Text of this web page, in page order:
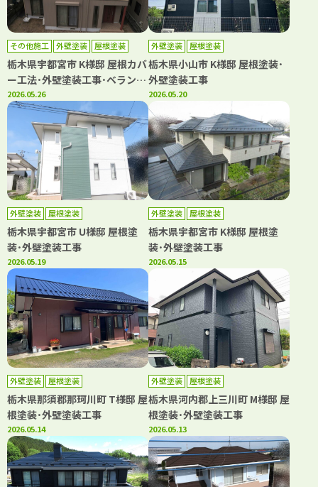
その他施工 外壁塗装
屋根塗装
防水工事
栃木県宇都宮市 K様邸 屋根カバ
ー工法･外壁塗装工事･ベランダ
シート防水工事
2026.05.26
外壁塗装 屋根塗装
栃木県小山市 K様邸 屋根塗装･
外壁塗装工事
2026.05.20
外壁塗装 屋根塗装
栃木県宇都宮市 U様邸 屋根塗
装･外壁塗装工事
2026.05.19
外壁塗装 屋根塗装
栃木県宇都宮市 K様邸 屋根塗
装･外壁塗装工事
2026.05.15
外壁塗装 屋根塗装
栃木県那須郡那珂川町 T様邸 屋
根塗装･外壁塗装工事
2026.05.14
外壁塗装 屋根塗装
栃木県河内郡上三川町 M様邸 屋
根塗装･外壁塗装工事
2026.05.13